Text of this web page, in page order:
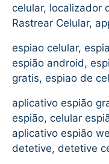
celular, localizador
Rastrear Celular,
espiao celular,
espião android,
gratis, espiao de
aplicativo espião
espião, celular
aplicativo espião
detetive, detetive